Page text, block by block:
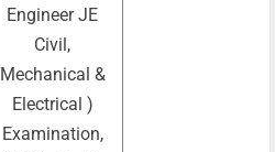
Engineer JE
Civil,
Mechanical &
Electrical )
Examination,